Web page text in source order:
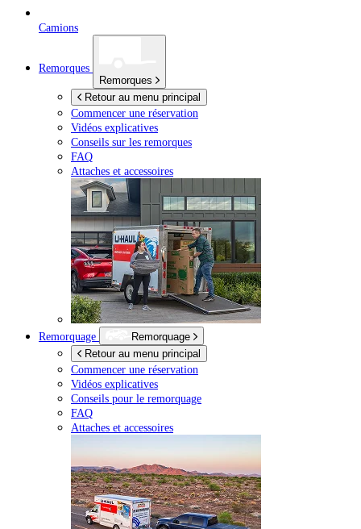
Camions
Remorques
Remorques
Retour au menu principal
Commencer une réservation
Vidéos explicatives
Conseils sur les remorques
FAQ
Attaches et accessoires
Remorquage
Remorquage
Retour au menu principal
Commencer une réservation
Vidéos explicatives
Conseils pour le remorquage
FAQ
Attaches et accessoires